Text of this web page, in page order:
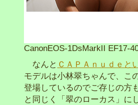
CanonEOS-1DsMarkII EF17-
なんと ＣＡＰＡｎｕｄｅと
モデルは小林翠ちゃんで、こ
登場しているのでご存じの方
と同じく「翠のローカス」に